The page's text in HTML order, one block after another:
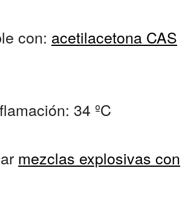
con: acetilacetona CAS
34 ºC
mezclas explosivas con